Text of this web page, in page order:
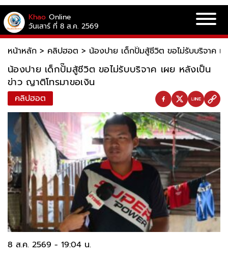
Khao Online
วันเสาร์ ที่ 8 ส.ค. 2569
หน้าหลัก > คลิปฮอต > น้องปาย เด็กปั๊มสู้ชีวิต ขอไม่รับบริจาค เ
น้องปาย เด็กปั๊มสู้ชีวิต ขอไม่รับบริจาค เผย หลังเป็น
ข่าว ญาติโทรมาขอเงิน
คลิปฮอต
8 ส.ค. 2569 - 19:04 น.